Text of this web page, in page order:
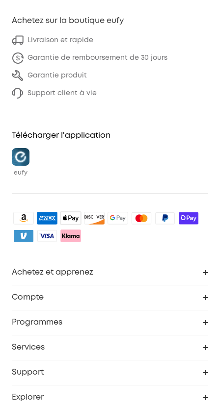
Achetez sur la boutique eufy
Livraison et rapide
Garantie de remboursement de 30 jours
Garantie produit
Support client à vie
Télécharger l'application
eufy
Achetez et apprenez
Compte
Programmes
Services
Support
Explorer